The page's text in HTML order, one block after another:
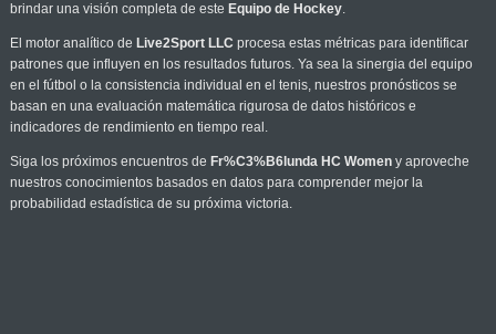
brindar una visión completa de este Equipo de Hockey.
El motor analítico de Live2Sport LLC procesa estas métricas para identificar
patrones que influyen en los resultados futuros. Ya sea la sinergia del equipo
en el fútbol o la consistencia individual en el tenis, nuestros pronósticos se
basan en una evaluación matemática rigurosa de datos históricos e
indicadores de rendimiento en tiempo real.
Siga los próximos encuentros de Fr%C3%B6lunda HC Womeny aproveche
nuestros conocimientos basados en datos para comprender mejor la
probabilidad estadística de su próxima victoria.